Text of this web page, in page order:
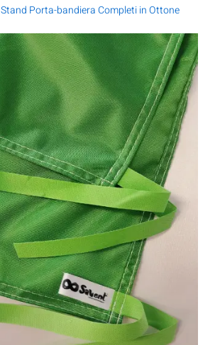
Stand Porta-bandiera Completi in Ottone